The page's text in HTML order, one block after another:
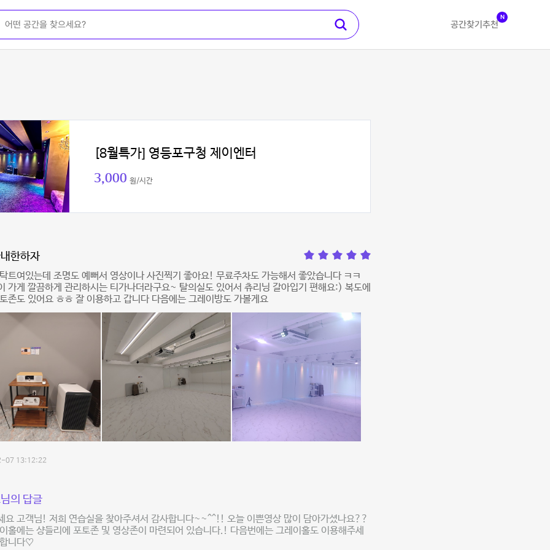
공간찾기 추천
N
[8월특가] 영등포구청 제이엔터
3,000 원/시간
한하자
트여있는데 조명도 예뻐서 영상이나 사진찍기 좋아요! 무료주차도 가능해서 좋았습니다 ㅋㅋ
가게 깔끔하게 관리하시는 티가나더라구요~ 탈의실도 있어서 츄리닝 갈아입기 편해요:) 복도에
존도 있어요 ㅎㅎ 잘 이용하고 갑니다 다음에는 그레이방도 가볼게요
07 13:12:22
의 답글
요 고객님! 저희 연습실을 찾아주셔서 감사합니다~~^^!! 오늘 이쁜영상 많이 담아가셨나요??
홀에는 샹들리에 포토존 및 영상존이 마련되어 있습니다.! 다음번에는 그레이홀도 이용해주세
니다♡